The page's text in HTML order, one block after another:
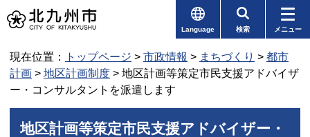
Language 検索 メニュー
現在位置： トップページ > 市政情報 > まちづくり > 都市
計画 > 地区計画制度 > 地区計画等策定市民支援アドバイザ
ー・コンサルタントを派遣します
地区計画等策定市民支援アドバイザー・